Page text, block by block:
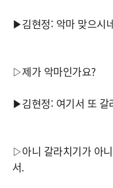
▶김현정: 악마 맞으시
▷제가 악마인가요?
▶김현정: 여기서 또 갈
▷아니 갈라치기가 아
서.